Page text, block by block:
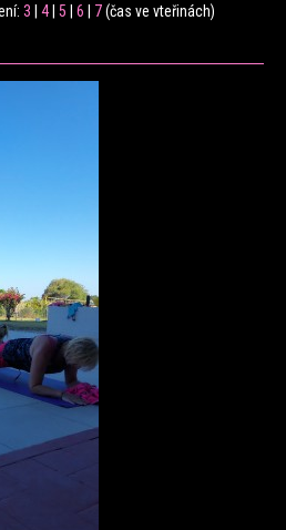
3 | 4| 5 | 6 | 7(čas ve vteřinách)